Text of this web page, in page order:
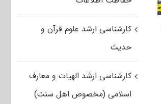
کارشناسی ارشد علوم قرآن و
حدیث
کارشناسی ارشد الهیات و معارف
اسلامی (مخصوص اهل سنت)